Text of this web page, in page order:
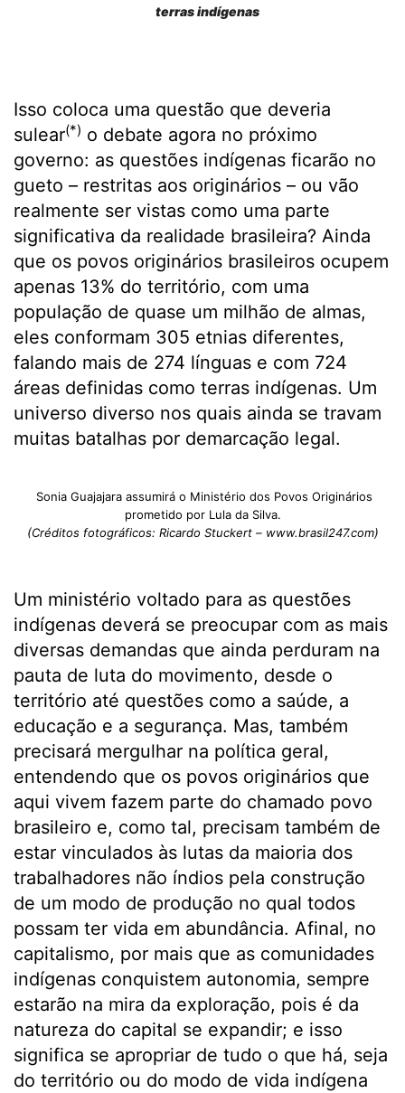
terras indígenas
Isso coloca uma questão que deveria
sulear(*) o debate agora no próximo
governo: as questões indígenas ficarão no
gueto – restritas aos originários – ou vão
realmente ser vistas como uma parte
significativa da realidade brasileira? Ainda
que os povos originários brasileiros ocupem
apenas 13% do território, com uma
população de quase um milhão de almas,
eles conformam 305 etnias diferentes,
falando mais de 274 línguas e com 724
áreas definidas como terras indígenas. Um
universo diverso nos quais ainda se travam
muitas batalhas por demarcação legal.
Sonia Guajajara assumirá o Ministério dos Povos Originários
prometido por Lula da Silva.
(Créditos fotográficos: Ricardo Stuckert – www.brasil247.com)
Um ministério voltado para as questões
indígenas deverá se preocupar com as mais
diversas demandas que ainda perduram na
pauta de luta do movimento, desde o
território até questões como a saúde, a
educação e a segurança. Mas, também
precisará mergulhar na política geral,
entendendo que os povos originários que
aqui vivem fazem parte do chamado povo
brasileiro e, como tal, precisam também de
estar vinculados às lutas da maioria dos
trabalhadores não índios pela construção
de um modo de produção no qual todos
possam ter vida em abundância. Afinal, no
capitalismo, por mais que as comunidades
indígenas conquistem autonomia, sempre
estarão na mira da exploração, pois é da
natureza do capital se expandir; e isso
significa se apropriar de tudo o que há, seja
do território ou do modo de vida indígena